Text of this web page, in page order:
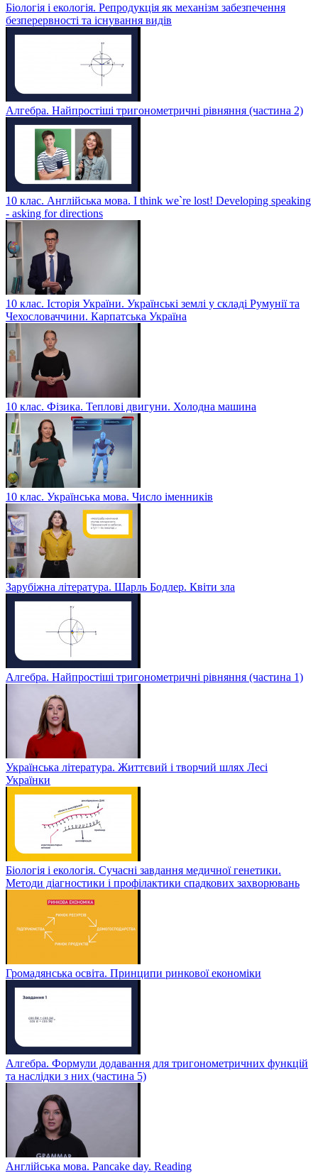
Біологія і екологія. Репродукція як механізм забезпечення
безперервності та існування видів
Алгебра. Найпростіші тригонометричні рівняння (частина 2)
10 клас. Англійська мова. I think we`re lost! Developing speaking
- asking for directions
10 клас. Історія України. Українські землі у складі Румунії та
Чехословаччини. Карпатська Україна
10 клас. Фізика. Теплові двигуни. Холодна машина
10 клас. Українська мова. Число іменників
Зарубіжна література. Шарль Бодлер. Квіти зла
Алгебра. Найпростіші тригонометричні рівняння (частина 1)
Українська література. Життєвий і творчий шлях Лесі
Українки
Біологія і екологія. Сучасні завдання медичної генетики.
Методи діагностики і профілактики спадкових захворювань
Громадянська освіта. Принципи ринкової економіки
Алгебра. Формули додавання для тригонометричних функцій
та наслідки з них (частина 5)
Англійська мова. Pancake day. Reading